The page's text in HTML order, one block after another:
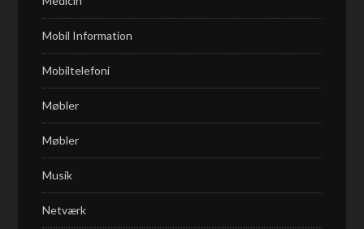
Mobil Information
Mobiltelefoni
Møbler
Møbler
Musik
Netværk